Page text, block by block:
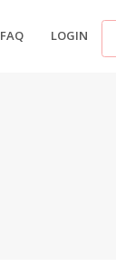
FAQ LOGIN